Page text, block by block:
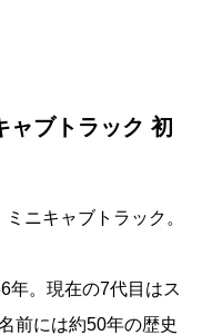
ャブトラック 初
ニキャブトラック。
年。現在の7代目はス
前には約50年の歴史